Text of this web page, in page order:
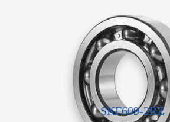
SKF609-2RZ